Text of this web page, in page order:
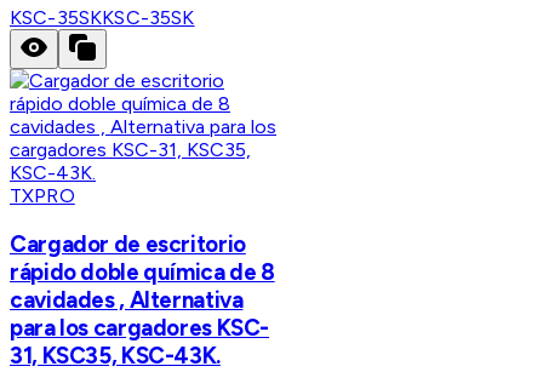
KSC-35SKKSC-35SK
TXPRO
Cargador de escritorio
rápido doble química de 8
cavidades , Alternativa
para los cargadores KSC-
31, KSC35, KSC-43K.